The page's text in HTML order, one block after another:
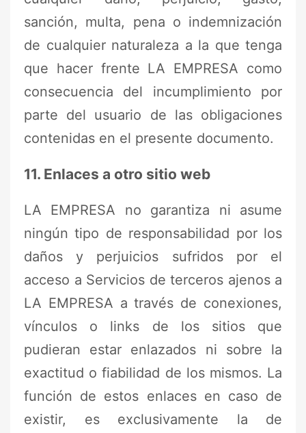
sanción, multa, pena o indemnización
de cualquier naturaleza a la que tenga
que hacer frente LA EMPRESA como
consecuencia del incumplimiento por
parte del usuario de las obligaciones
contenidas en el presente documento.
11. Enlaces a otro sitio web
LA EMPRESA no garantiza ni asume
ningún tipo de responsabilidad por los
daños y perjuicios sufridos por el
acceso a Servicios de terceros ajenos a
LA EMPRESA a través de conexiones,
vínculos o links de los sitios que
pudieran estar enlazados ni sobre la
exactitud o fiabilidad de los mismos. La
función de estos enlaces en caso de
existir, es exclusivamente la de